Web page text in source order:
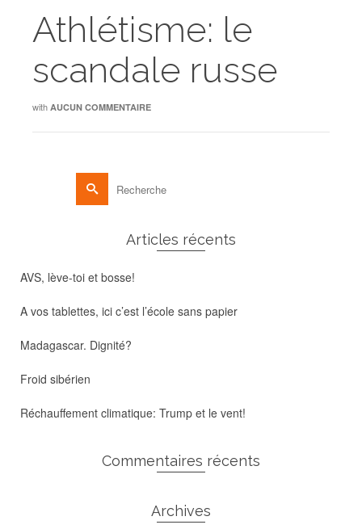
Athlétisme: le
scandale russe
with AUCUN COMMENTAIRE
Rechercher :
Articles récents
AVS, lève-toi et bosse!
A vos tablettes, ici c’est l’école sans papier
Madagascar. Dignité?
Froid sibérien
Réchauffement climatique: Trump et le vent!
Commentaires récents
Archives